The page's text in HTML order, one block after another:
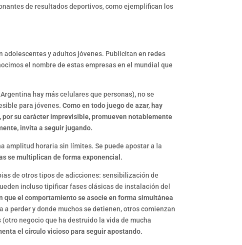
de resultados deportivos, como ejemplifican los
adolescentes y adultos jóvenes. Publicitan en redes
el nombre de estas empresas en el mundial que
hay más celulares que personas), no se
para jóvenes.Como en todo juego de azar, hay
su carácter imprevisible, promueven notablemente
invita a seguir jugando.
amplitud horaria sin límites. Se puede apostar a la
se multiplican de forma exponencial.
de otros tipos de adicciones: sensibilización de
incluso tipificar fases clásicas de instalación del
que el comportamiento se asocie en forma simultánea
a perder y donde muchos se detienen, otros comienzan
negocio que ha destruido la vida de mucha
el círculo vicioso para seguir apostando.